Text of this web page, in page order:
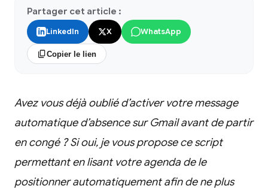
Partager cet article :
LinkedIn X WhatsApp
Copier le lien
Avez vous déjà oublié d’activer votre message
automatique d’absence sur Gmail avant de partir
en congé ? Si oui, je vous propose ce script
permettant en lisant votre agenda de le
positionner automatiquement afin de ne plus